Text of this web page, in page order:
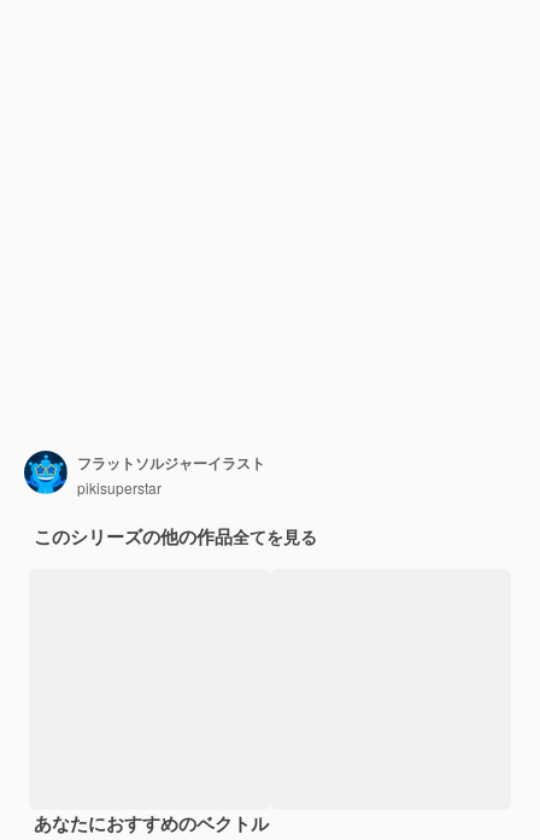
フラットソルジャーイラスト
pikisuperstar
このシリーズの他の作品全てを見る
あなたにおすすめのベクトル